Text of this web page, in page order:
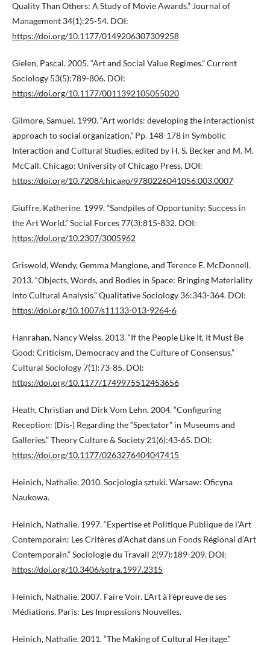
Quality Than Others: A Study of Movie Awards.” Journal of
Management 34(1):25-54. DOI:
https://doi.org/10.1177/0149206307309258
Gielen, Pascal. 2005. “Art and Social Value Regimes.” Current
Sociology 53(5):789-806. DOI:
https://doi.org/10.1177/0011392105055020
Gilmore, Samuel. 1990. “Art worlds: developing the interactionist
approach to social organization.” Pp. 148-178 in Symbolic
Interaction and Cultural Studies, edited by H. S. Becker and M. M.
McCall. Chicago: University of Chicago Press. DOI:
https://doi.org/10.7208/chicago/9780226041056.003.0007
Giuffre, Katherine. 1999. “Sandpiles of Opportunity: Success in
the Art World.” Social Forces 77(3):815-832. DOI:
https://doi.org/10.2307/3005962
Griswold, Wendy, Gemma Mangione, and Terence E. McDonnell.
2013. “Objects, Words, and Bodies in Space: Bringing Materiality
into Cultural Analysis.” Qualitative Sociology 36:343-364. DOI:
https://doi.org/10.1007/s11133-013-9264-6
Hanrahan, Nancy Weiss. 2013. “If the People Like It, It Must Be
Good: Criticism, Democracy and the Culture of Consensus.”
Cultural Sociology 7(1):73-85. DOI:
https://doi.org/10.1177/1749975512453656
Heath, Christian and Dirk Vom Lehn. 2004. “Configuring
Reception: (Dis-) Regarding the “Spectator” in Museums and
Galleries.” Theory Culture & Society 21(6):43-65. DOI:
https://doi.org/10.1177/0263276404047415
Heinich, Nathalie. 2010. Socjologia sztuki. Warsaw: Oficyna
Naukowa.
Heinich, Nathalie. 1997. “Expertise et Politique Publique de l’Art
Contemporain: Les Critères d’Achat dans un Fonds Régional d’Art
Contemporain.” Sociologie du Travail 2(97):189-209. DOI:
https://doi.org/10.3406/sotra.1997.2315
Heinich, Nathalie. 2007. Faire Voir. L’Art à l’épreuve de ses
Médiations. Paris: Les Impressions Nouvelles.
Heinich, Nathalie. 2011. “The Making of Cultural Heritage.”